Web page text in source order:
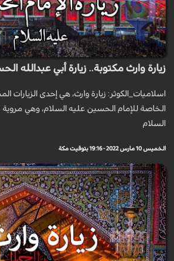
زيارة وارث مكتوبة.. زيارة أبي عبدالله
اسلاميات_الكوثر: زيارة وارث، هي إحدى الزيارات
الخاصة للإمام الحسين عليه السلام، وهي مروية
السلام
الخميس 10 مارس 2022 - 19:16 بتوقيت مكة